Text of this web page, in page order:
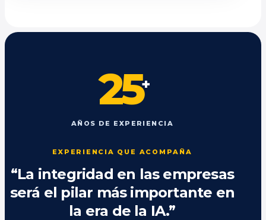
25+
AÑOS DE EXPERIENCIA
EXPERIENCIA QUE ACOMPAÑA
“La integridad en las empresas
será el pilar más importante en
la era de la IA.”